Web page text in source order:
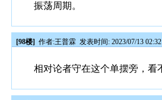
振荡周期。
[98楼] 作者:王普霖 发表时间: 2023/07/13 02:32
相对论者守在这个单摆旁，看